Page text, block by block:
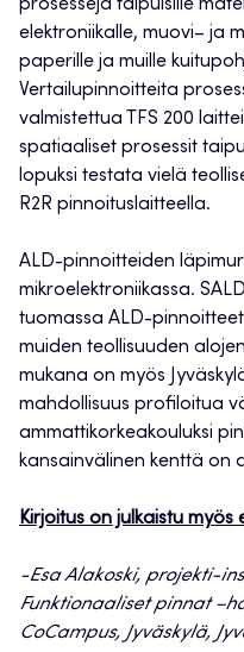
prosesseja taipuisille
elektroniikalle, muovi– ja
paperille ja muille
Vertailupinnoitteita
valmistettua TFS 200
spatiaaliset prosessit
lopuksi testata vielä
R2R pinnoituslaitteella.
ALD-pinnoitteiden
mikroelektroniikassa.
tuomassa ALD-
muiden teollisuuden
mukana on myös
mahdollisuus profiloitua
ammattikorkeakouluksi
kansainvälinen kenttä on
Kirjoitus on julkaistu myös
-Esa Alakoski, projekti-
Funktionaaliset pinnat
CoCampus, Jyväskylä,